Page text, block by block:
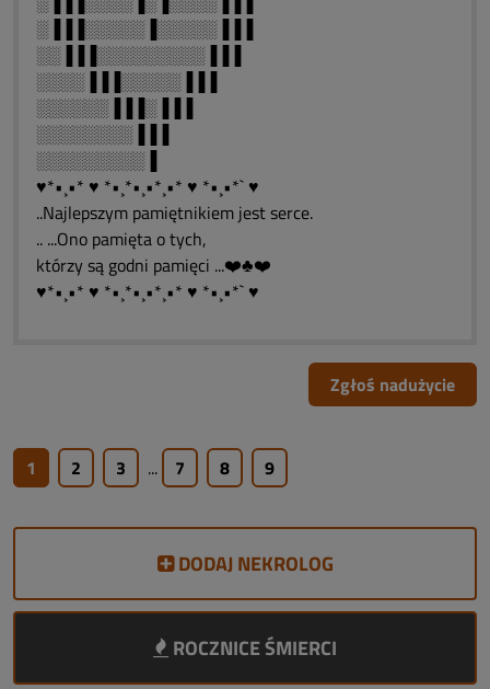
░▐▐▐░░░░░▐░░░░░▐▐▐
░░▐▐▐░░░░░░░░░▐▐▐
░░░░▐▐▐░░░░░▐▐▐
░░░░░░▐▐▐░▐▐▐
░░░░░░░░▐▐▐
░░░░░░░░░▐
♥*•¸•* ♥ *•¸*•¸•*¸•* ♥ *•¸•*` ♥
..Najlepszym pamiętnikiem jest serce.
.. ...Ono pamięta o tych,
którzy są godni pamięci ...❤️♣❤️
♥*•¸•* ♥ *•¸*•¸•*¸•* ♥ *•¸•*` ♥
Zgłoś nadużycie
1 2 3 ... 7 8 9
DODAJ NEKROLOG
ROCZNICE ŚMIERCI